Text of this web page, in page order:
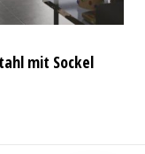
mit Sockel